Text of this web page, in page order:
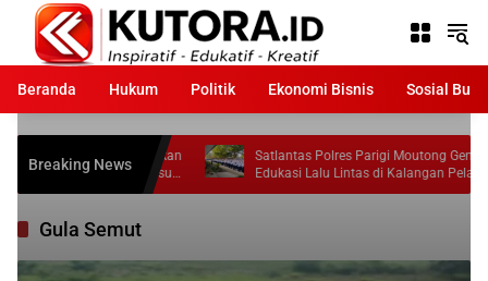
Langsung
konten
Beranda
Hukum Politik Ekonomi Bisnis Sosial
Breaking News
Laporkan
Tidak Sesuai
Satlantas Polres Parigi Moutong Gencarkan
Edukasi Lalu Lintas di Kalangan Pelajar
Gula Semut